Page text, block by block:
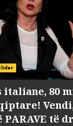
italiane, 80
të